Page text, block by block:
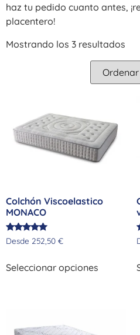
haz tu pedido cuanto antes,
placentero!
Mostrando los 3 resultados
Colchón Viscoelastico
MONACO
Valorado
con
Desde 252,50 €
Seleccionar opciones